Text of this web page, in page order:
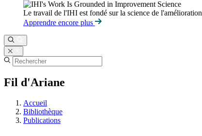
Le travail de l'IHI est fondé sur la science de l'amélioration
Apprendre encore plus
Fil d'Ariane
Accueil
Bibliothèque
Publications